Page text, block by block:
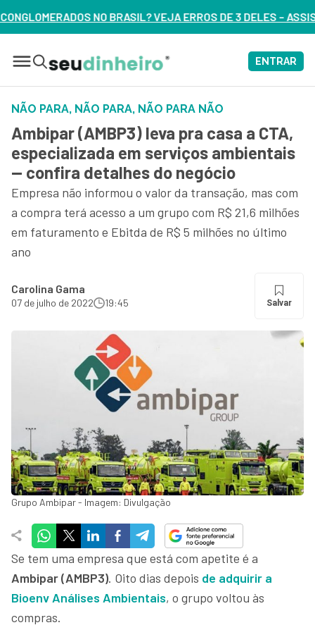
VEJA ERROS DE 3 DELES – ASSISTA AGORA
ENTRAR
NÃO PARA, NÃO PARA, NÃO PARA NÃO
Ambipar (AMBP3) leva pra casa a CTA,
especializada em serviços ambientais
— confira detalhes do negócio
Empresa não informou o valor da transação, mas com
a compra terá acesso a um grupo com R$ 21,6 milhões
em faturamento e Ebitda de R$ 5 milhões no último
ano
Carolina Gama
07 de julho de 2022 19:45 Salvar
Grupo Ambipar - Imagem: Divulgação
Se tem uma empresa que está com apetite é a
Ambipar (AMBP3). Oito dias depois de adquirir a
Bioenv Análises Ambientais, o grupo voltou às
compras.